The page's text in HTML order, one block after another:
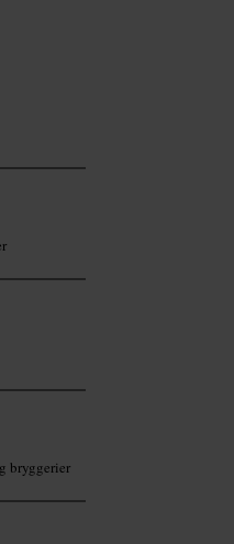
bryggerier